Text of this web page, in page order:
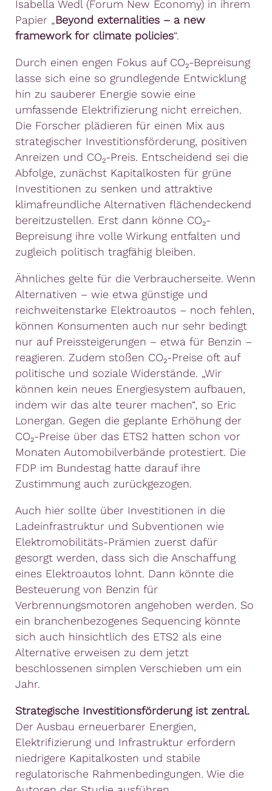
Isabella Wedl (Forum New Economy) in ihrem
Papier „Beyond externalities – a new
framework for climate policies“.
Durch einen engen Fokus auf CO₂-Bepreisung
lasse sich eine so grundlegende Entwicklung
hin zu sauberer Energie sowie eine
umfassende Elektrifizierung nicht erreichen.
Die Forscher plädieren für einen Mix aus
strategischer Investitionsförderung, positiven
Anreizen und CO₂-Preis. Entscheidend sei die
Abfolge, zunächst Kapitalkosten für grüne
Investitionen zu senken und attraktive
klimafreundliche Alternativen flächendeckend
bereitzustellen. Erst dann könne CO₂-
Bepreisung ihre volle Wirkung entfalten und
zugleich politisch tragfähig bleiben.
Ähnliches gelte für die Verbraucherseite. Wenn
Alternativen – wie etwa günstige und
reichweitenstarke Elektroautos – noch fehlen,
können Konsumenten auch nur sehr bedingt
nur auf Preissteigerungen – etwa für Benzin –
reagieren. Zudem stoßen CO₂-Preise oft auf
politische und soziale Widerstände. „Wir
können kein neues Energiesystem aufbauen,
indem wir das alte teurer machen“, so Eric
Lonergan. Gegen die geplante Erhöhung der
CO₂-Preise über das ETS2 hatten schon vor
Monaten Automobilverbände protestiert. Die
FDP im Bundestag hatte darauf ihre
Zustimmung auch zurückgezogen.
Auch hier sollte über Investitionen in die
Ladeinfrastruktur und Subventionen wie
Elektromobilitäts-Prämien zuerst dafür
gesorgt werden, dass sich die Anschaffung
eines Elektroautos lohnt. Dann könnte die
Besteuerung von Benzin für
Verbrennungsmotoren angehoben werden. So
ein branchenbezogenes Sequencing könnte
sich auch hinsichtlich des ETS2 als eine
Alternative erweisen zu dem jetzt
beschlossenen simplen Verschieben um ein
Jahr.
Strategische Investitionsförderung ist zentral.
Der Ausbau erneuerbarer Energien,
Elektrifizierung und Infrastruktur erfordern
niedrigere Kapitalkosten und stabile
regulatorische Rahmenbedingungen. Wie die